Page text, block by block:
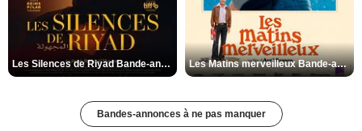
Les Silences de Riyad Bande-annonce VO STFR Les Matins merveilleux Bande-annonce VF
Bandes-annonces à ne pas manquer